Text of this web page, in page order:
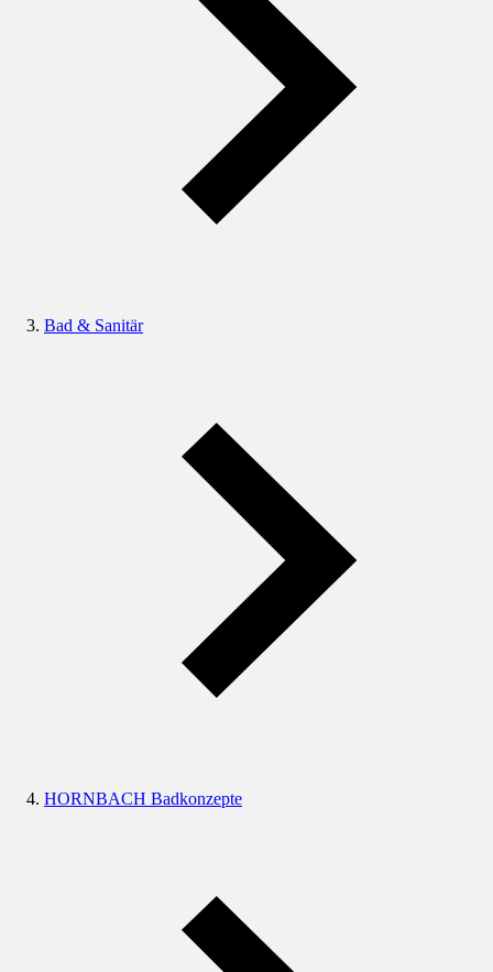
Bad & Sanitär
HORNBACH Badkonzepte